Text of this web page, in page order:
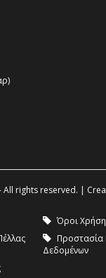
All rights reserved. |
Όροι
Δεδομένων